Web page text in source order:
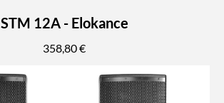
STM 12A - Elokance
358,80 €